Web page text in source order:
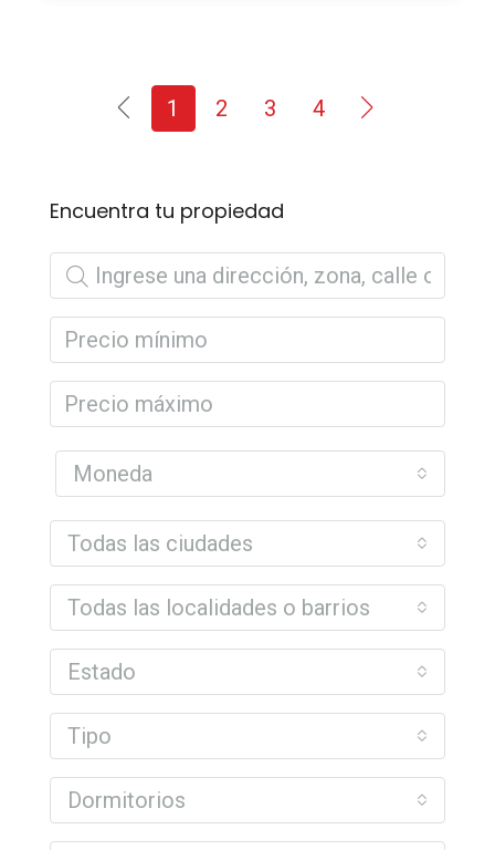
1 2 3 4
Encuentra tu propiedad
Moneda
Todas las ciudades
Todas las localidades o barrios
Estado
Tipo
Dormitorios